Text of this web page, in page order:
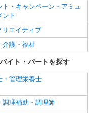
ト・キャンペーン・アミュ
ント
リエイティブ
介護・福祉
イト・パートを探す
・管理栄養士
調理補助・調理師